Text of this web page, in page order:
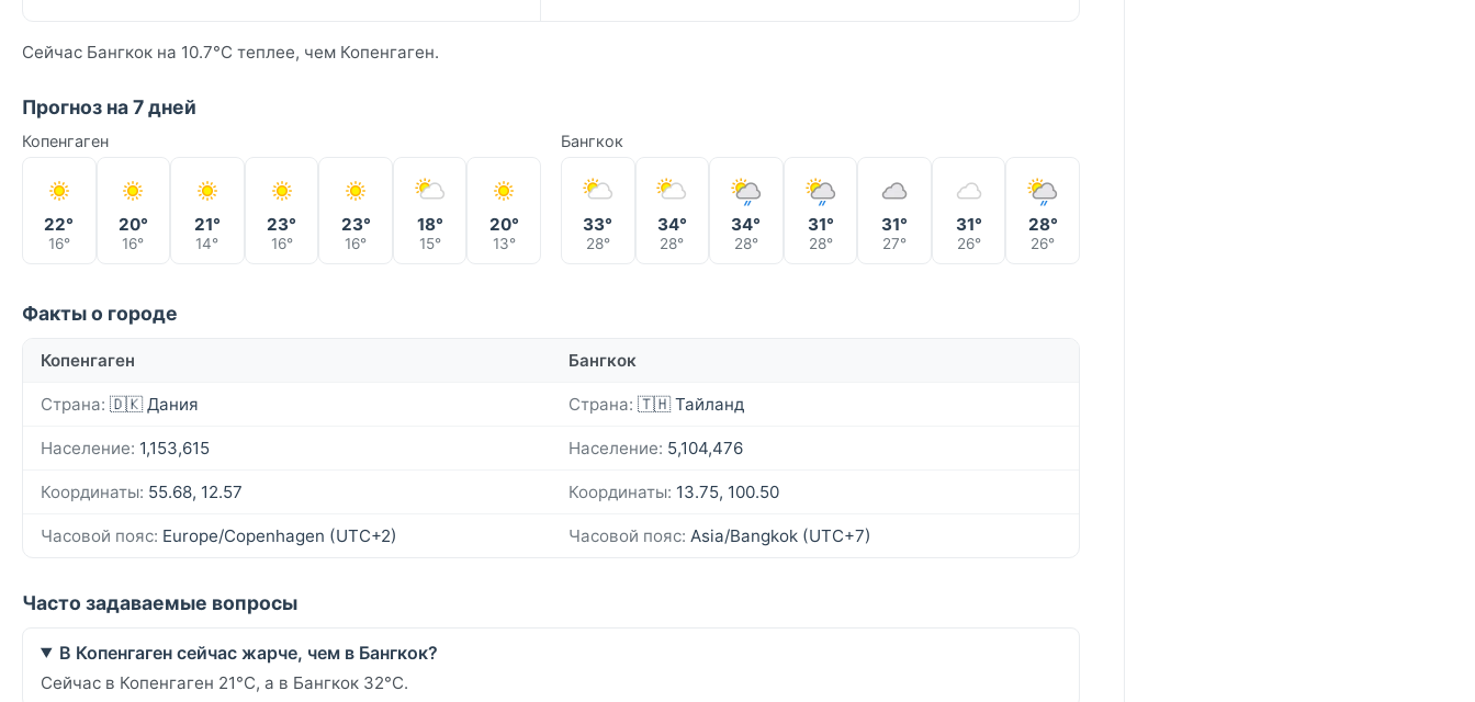
Сейчас Бангкок на 10.7°C теплее, чем Копенгаген.
Прогноз на 7 дней
Копенгаген
22°
16°
20°
16°
21°
14°
23°
16°
23°
16°
18°
15°
20°
13°
Бангкок
33°
28°
34°
28°
34°
28°
31°
28°
31°
27°
31°
26°
28°
26°
Факты о городе
Копенгаген Бангкок
Страна: 🇩🇰 Дания Страна: 🇹🇭 Тайланд
Население: 1,153,615 Население: 5,104,476
Координаты: 55.68, 12.57 Координаты: 13.75, 100.50
Часовой пояс: Europe/Copenhagen (UTC+2) Часовой пояс: Asia/Bangkok (UTC+7)
Часто задаваемые вопросы
В Копенгаген сейчас жарче, чем в Бангкок?
Сейчас в Копенгаген 21°C, а в Бангкок 32°C.